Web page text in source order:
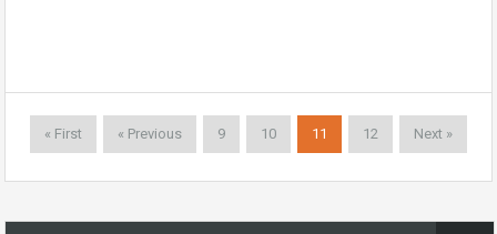
« First « Previous 9 10 11 12 Next »